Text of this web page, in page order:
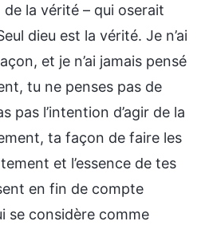
de la vérité – qui oserait
dieu est la vérité. Je n’ai
et je n’ai jamais pensé
tu ne penses pas de
pas l’intention d’agir de la
ta façon de faire les
et l’essence de tes
en fin de compte
se considère comme